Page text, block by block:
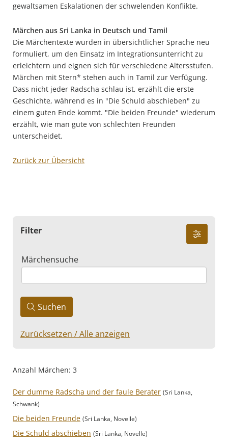
gewaltsamen Eskalationen der schwelenden Konflikte.
Märchen aus Sri Lanka in Deutsch und Tamil
Die Märchentexte wurden in übersichtlicher Sprache neu
formuliert, um den Einsatz im Integrationsunterricht zu
erleichtern und eignen sich für verschiedene Altersstufen.
Märchen mit Stern* stehen auch in Tamil zur Verfügung.
Dass nicht jeder Radscha schlau ist, erzählt die erste
Geschichte, während es in "Die Schuld abschieben" zu
einem guten Ende kommt. "Die beiden Freunde" wiederum
erzählt, wie man gute von schlechten Freunden
unterscheidet.
Zurück zur Übersicht
Filter
Märchensuche
Suchen
Zurücksetzen / Alle anzeigen
Anzahl Märchen: 3
Der dumme Radscha und der faule Berater (Sri Lanka,
Schwank)
Die beiden Freunde (Sri Lanka, Novelle)
Die Schuld abschieben (Sri Lanka, Novelle)